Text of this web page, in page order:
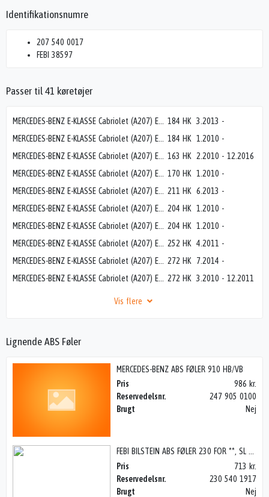
Lignende ABS Føler
MERCEDES-BENZ ABS FØLER 910 HB/VB
Pris
986 kr.
Reservedelsnr.
247 905 0100
Brugt
Nej
Pris
713 kr.
Reservedelsnr.
230 540 1917
Brugt
Nej
Identifikationsnumre
207 540 0017
FEBI 38597
Passer til 41 køretøjer
184 HK 3.2013 -
184 HK 1.2010 -
163 HK 2.2010 - 12.2016
170 HK 1.2010 -
211 HK 6.2013 -
204 HK 1.2010 -
204 HK 1.2010 -
252 HK 4.2011 -
272 HK 7.2014 -
272 HK 3.2010 - 12.2011
Vis flere